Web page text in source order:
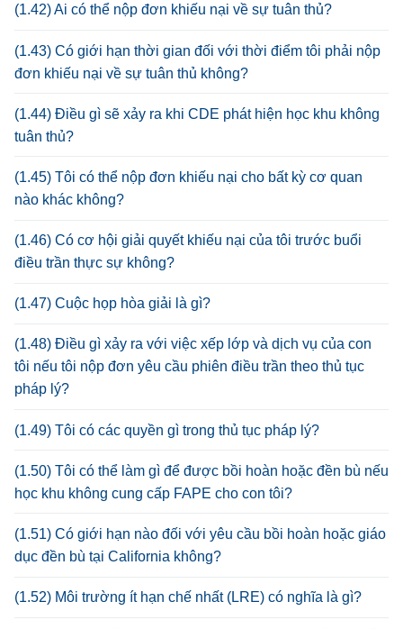
(1.42) Ai có thể nộp đơn khiếu nại về sự tuân thủ?
(1.43) Có giới hạn thời gian đối với thời điểm tôi phải nộp
đơn khiếu nại về sự tuân thủ không?
(1.44) Điều gì sẽ xảy ra khi CDE phát hiện học khu không
tuân thủ?
(1.45) Tôi có thể nộp đơn khiếu nại cho bất kỳ cơ quan
nào khác không?
(1.46) Có cơ hội giải quyết khiếu nại của tôi trước buổi
điều trần thực sự không?
(1.47) Cuộc họp hòa giải là gì?
(1.48) Điều gì xảy ra với việc xếp lớp và dịch vụ của con
tôi nếu tôi nộp đơn yêu cầu phiên điều trần theo thủ tục
pháp lý?
(1.49) Tôi có các quyền gì trong thủ tục pháp lý?
(1.50) Tôi có thể làm gì để được bồi hoàn hoặc đền bù nếu
học khu không cung cấp FAPE cho con tôi?
(1.51) Có giới hạn nào đối với yêu cầu bồi hoàn hoặc giáo
dục đền bù tại California không?
(1.52) Môi trường ít hạn chế nhất (LRE) có nghĩa là gì?